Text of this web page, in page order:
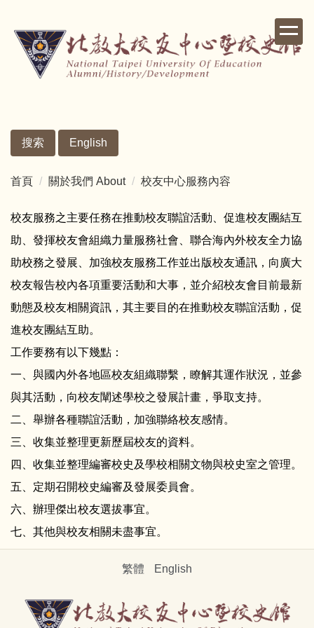
到
搜索 English
首頁 關於我們 About 校友中心服務內容
校友服務之主要任務在推動校友聯誼活動、促進校友團結互
助、發揮校友會組織力量服務社會、聯合海內外校友全力協
助校務之發展、加強校友服務工作並出版校友通訊，向廣大
校友報告校內各項重要活動和大事，並介紹校友會目前最新
動態及校友相關資訊，其主要目的在推動校友聯誼活動，促
進校友團結互助。
工作要務有以下幾點：
一、與國內外各地區校友組織聯繫，瞭解其運作狀況，並參
與其活動，向校友闡述學校之發展計畫，爭取支持。
二、舉辦各種聯誼活動，加強聯絡校友感情。
三、收集並整理更新歷屆校友的資料。
四、收集並整理編審校史及學校相關文物與校史室之管理。
五、定期召開校史編審及發展委員會。
六、辦理傑出校友選拔事宜。
七、其他與校友相關未盡事宜。
繁體 English